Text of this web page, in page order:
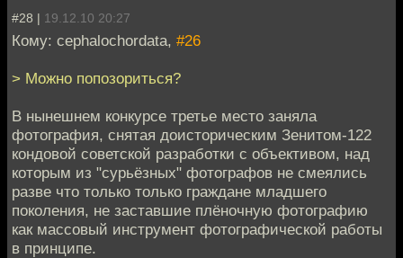
#28 | 19.12.10 20:27
Кому: cephalochordata, #26
> Можно попозориться?
В нынешнем конкурсе третье место заняла
фотография, снятая доисторическим Зенитом-122
кондовой советской разработки с объективом, над
которым из "сурьёзных" фотографов не смеялись
разве что только только граждане младшего
поколения, не заставшие плёночную фотографию
как массовый инструмент фотографической работы
в принципе.